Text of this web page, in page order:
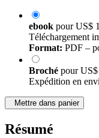
ebook pourUS$
Téléchargement
Format: PDF –
Broché pour
Expédition en
Mettre dans panier
Résumé